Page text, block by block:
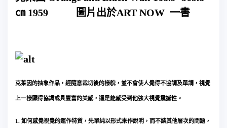
㎝ 1959
圖片出於ART NOW 一書
克萊因的抽象作品，經隨意裁切後的樣貌，並不會使人覺得不協調及單調，視覺
上一樣顯得協調或具豐富的美感，還是能感受到他強大視覺震撼性。
1. 如何感覺視覺的運作特質，先單純以形式來作說明，而不談其他層次的問題，